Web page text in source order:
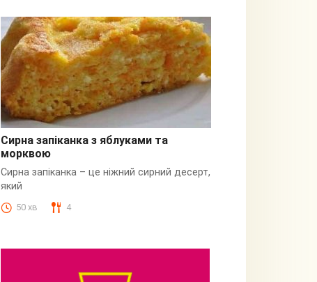
Сирна
Сирна запіканка з яблуками та
морквою
Сирна запіканка – це ніжний сирний десерт,
який
50 хв 4